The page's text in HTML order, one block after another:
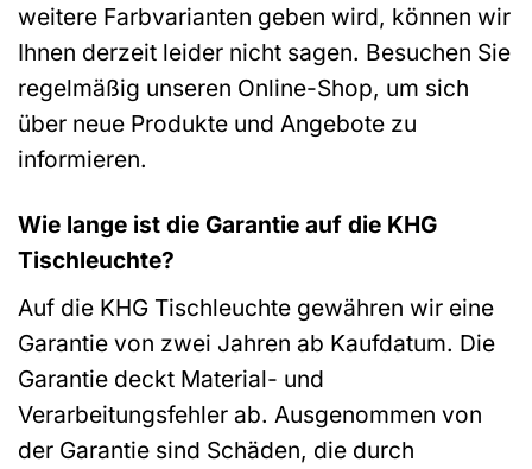
weitere Farbvarianten geben wird, können wir
Ihnen derzeit leider nicht sagen. Besuchen Sie
regelmäßig unseren Online-Shop, um sich
über neue Produkte und Angebote zu
informieren.
Wie lange ist die Garantie auf die KHG
Tischleuchte?
Auf die KHG Tischleuchte gewähren wir eine
Garantie von zwei Jahren ab Kaufdatum. Die
Garantie deckt Material- und
Verarbeitungsfehler ab. Ausgenommen von
der Garantie sind Schäden, die durch